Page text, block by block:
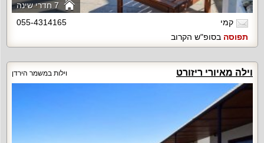
7 חדרי שינה
קמי
055-4314165
תפוסה בסופ"ש הקרוב
וילה מאיורי ריזורט וילות במשמר הירדן